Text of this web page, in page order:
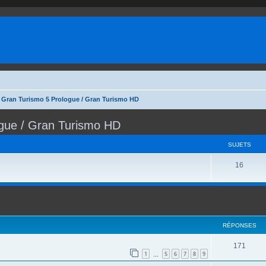
Turismo 5 Prologue / Gran Turismo HD
/ Gran Turismo HD
SUJETS
16
t
s
RÉPONSES
1 5 6 7 8 9
171
é